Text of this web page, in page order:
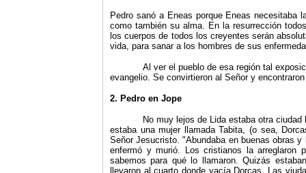
Pedro sanó a Eneas porque Eneas necesitaba
como tam­bién su alma. En la resurrección
los cuerpos de todos los creyentes serán
vida, para sanar a los hombres de sus
Al ver el pueblo de esa región tal
evangelio. Se convir­tieron al Señor y
2. Pedro en Jope
No muy lejos de Lida estaba otra
estaba una mujer llamada Tabita, (o sea,
Señor Jesucristo. "Abun­daba en buenas obras
enfermó y murió. Los cristianos la arreglaron
sabemos para qué lo llamaron. Quizás
llevaron al cuarto donde yacía Dorcas. Las